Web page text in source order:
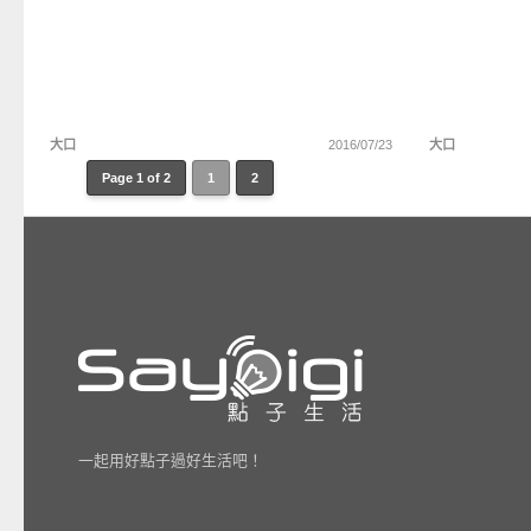
大口 2016/07/23 大口
Page 1 of 2 1 2
一起用好點子過好生活吧！